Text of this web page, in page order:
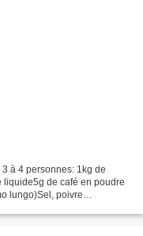
à 4 personnes: 1kg de
liquide5g de café en poudre
lungo)Sel, poivre